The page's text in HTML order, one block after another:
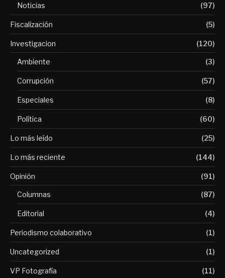
Noticias (97)
Fiscalización (5)
Investigacion (120)
Ambiente (3)
Corrupción (57)
Especiales (8)
Política (60)
Lo más leído (25)
Lo más reciente (144)
Opinión (91)
Columnas (87)
Editorial (4)
Periodismo colaborativo (1)
Uncategorized (1)
VP Fotografía (11)